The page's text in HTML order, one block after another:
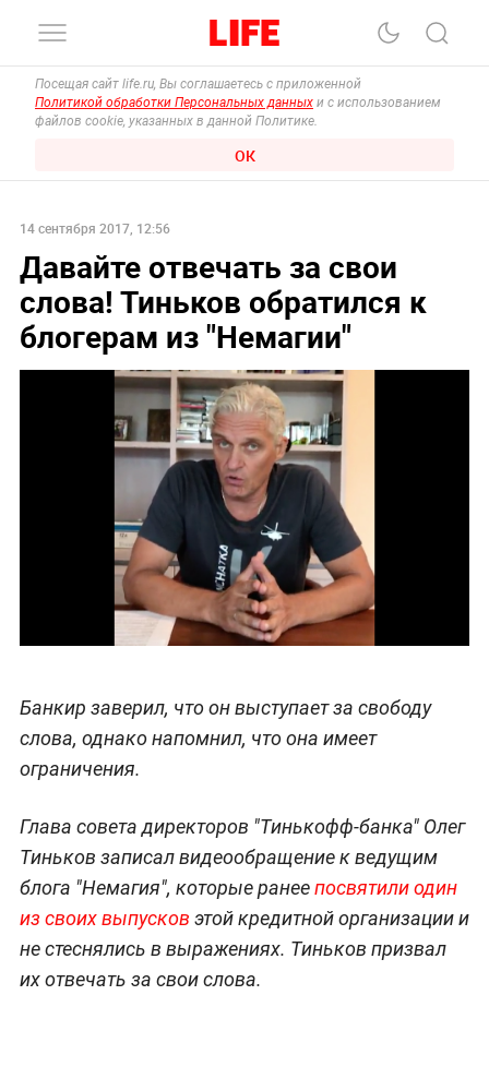
Посещая сайт life.ru, Вы соглашаетесь с приложенной
Политикой обработки Персональных данных и с использованием
файлов cookie, указанных в данной Политике.
ОК
14 сентября 2017, 12:56
Давайте отвечать за свои
слова! Тиньков обратился к
блогерам из "Немагии"
Банкир заверил, что он выступает за свободу
слова, однако напомнил, что она имеет
ограничения.
Глава совета директоров "Тинькофф-банка" Олег
Тиньков записал видеообращение к ведущим
блога "Немагия", которые ранеепосвятили один
из своих выпусков этой кредитной организации и
не стеснялись в выражениях. Тиньков призвал
их отвечать за свои слова.